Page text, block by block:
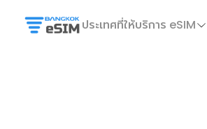
ประเทศที่ให้บริการ eSIM